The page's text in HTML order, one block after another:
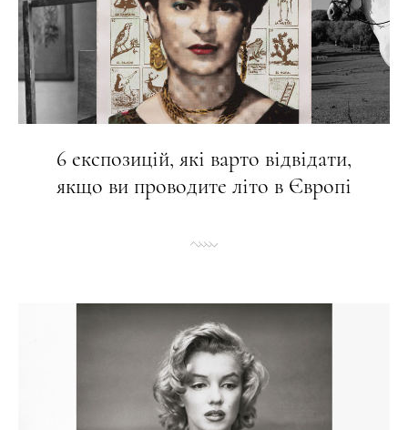
6 експозицій, які варто відвідати,
якщо ви проводите літо в Європі